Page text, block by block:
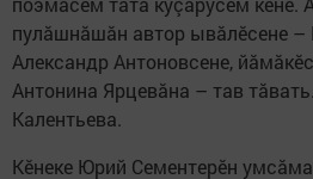
пулăшнăшăн автор ывăлӗсене –
Александр Антоновсене,
Антонина Ярцевăна – тав
Калентьева.
Кӗнеке Юрий Сементерӗн